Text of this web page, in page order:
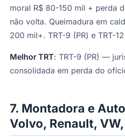
moral R$ 80-150 mil + perda
não volta. Queimadura em
200 mil+. TRT-9 (PR) e TRT-
Melhor TRT: TRT-9 (PR) —
consolidada em perda do
7. Montadora e
Volvo, Renault,